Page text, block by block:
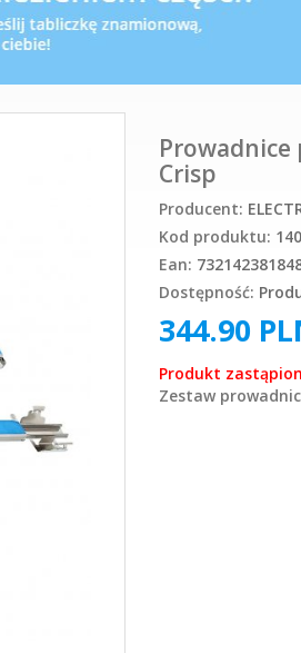
Prowadnice
Crisp
Producent:
Kod produktu:
Ean:
Dostępność:
344.90
Produkt
Zestaw